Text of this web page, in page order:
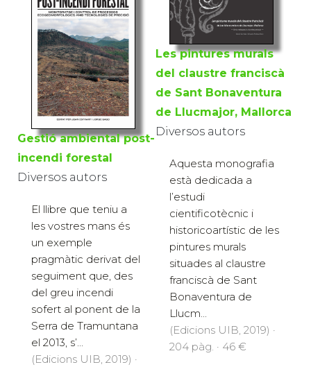
Gestió ambiental post-
incendi forestal
Diversos autors
El llibre que teniu a
les vostres mans és
un exemple
pragmàtic derivat del
seguiment que, des
del greu incendi
sofert al ponent de la
Serra de Tramuntana
el 2013, s’...
(Edicions UIB, 2019) ·
Les pintures murals
del claustre franciscà
de Sant Bonaventura
de Llucmajor, Mallorca
Diversos autors
Aquesta monografia
està dedicada a
l’estudi
cientificotècnic i
historicoartístic de les
pintures murals
situades al claustre
franciscà de Sant
Bonaventura de
Llucm...
(Edicions UIB, 2019) ·
204 pàg. · 46 €